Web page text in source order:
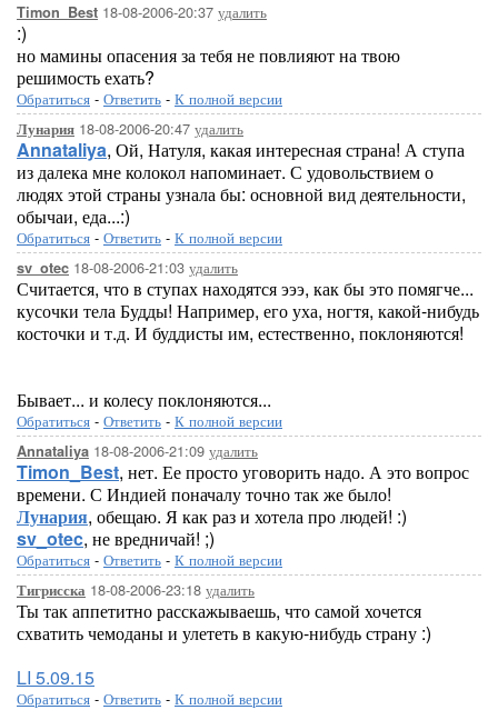
Timon_Best 18-08-2006-20:37 удалить
:)
но мамины опасения за тебя не повлияют на твою
решимость ехать?
Обратиться - Ответить - К полной версии
Лунария 18-08-2006-20:47 удалить
Annataliya, Ой, Натуля, какая интересная страна! А ступа
из далека мне колокол напоминает. С удовольствием о
людях этой страны узнала бы: основной вид деятельности,
обычаи, еда...:)
Обратиться - Ответить - К полной версии
sv_otec 18-08-2006-21:03 удалить
Считается, что в ступах находятся эээ, как бы это помягче...
кусочки тела Будды! Например, его уха, ногтя, какой-нибудь
косточки и т.д. И буддисты им, естественно, поклоняются!
Бывает... и колесу поклоняются...
Обратиться - Ответить - К полной версии
Annataliya 18-08-2006-21:09 удалить
Timon_Best, нет. Ее просто уговорить надо. А это вопрос
времени. С Индией поначалу точно так же было!
Лунария, обещаю. Я как раз и хотела про людей! :)
sv_otec, не вредничай! ;)
Обратиться - Ответить - К полной версии
Тигрисска 18-08-2006-23:18 удалить
Ты так аппетитно расскажываешь, что самой хочется
схватить чемоданы и улететь в какую-нибудь страну :)
LI 5.09.15
Обратиться - Ответить - К полной версии